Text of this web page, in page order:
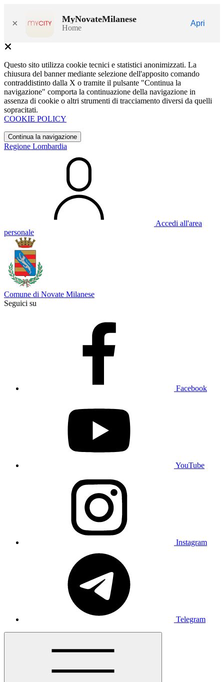
× MyNovateMilanese
Home
Apri
Questo sito utilizza cookie tecnici e statistici anonimizzati. La
chiusura del banner mediante selezione dell'apposito comando
contraddistinto dalla X o tramite il pulsante "Continua la
navigazione" comporta la continuazione della navigazione in
assenza di cookie o altri strumenti di tracciamento diversi da quelli
sopracitati.
COOKIE POLICY
Continua la navigazione
Regione Lombardia
Accedi all'area
personale
Comune di Novate Milanese
Seguici su
Facebook
YouTube
Instagram
Telegram